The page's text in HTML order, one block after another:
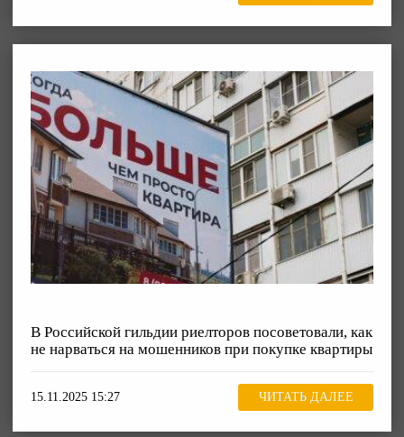
В Российской гильдии риелторов посоветовали, как
не нарваться на мошенников при покупке квартиры
15.11.2025 15:27 ЧИТАТЬ ДАЛЕЕ